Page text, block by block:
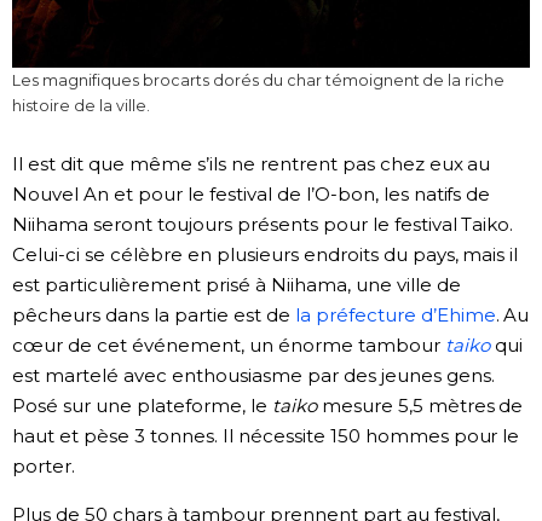
Les magnifiques brocarts dorés du char témoignent de la riche
histoire de la ville.
Il est dit que même s’ils ne rentrent pas chez eux au
Nouvel An et pour le festival de l’O-bon, les natifs de
Niihama seront toujours présents pour le festival Taiko.
Celui-ci se célèbre en plusieurs endroits du pays, mais il
est particulièrement prisé à Niihama, une ville de
pêcheurs dans la partie est de la préfecture d’Ehime. Au
cœur de cet événement, un énorme tambour taikoqui
est martelé avec enthousiasme par des jeunes gens.
Posé sur une plateforme, le taikomesure 5,5 mètres de
haut et pèse 3 tonnes. Il nécessite 150 hommes pour le
porter.
Plus de 50 chars à tambour prennent part au festival,